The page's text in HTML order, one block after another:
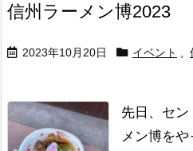
信州ラーメン博2023
2023年10月20日 イベント
先日、セ
メン博を